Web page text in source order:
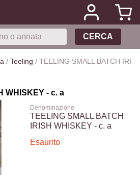
CERCA
/ Teeling / TEELING SMALL BATCH
WHISKEY - c. a
Denominazione
TEELING SMALL BATCH
IRISH WHISKEY - c. a
Esaurito